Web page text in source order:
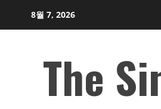
8월 7, 2026
The